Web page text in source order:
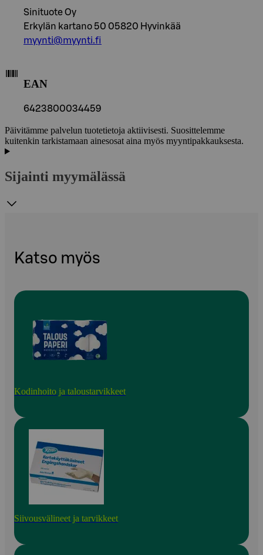
Sinituote Oy
Erkylän kartano 50 05820 Hyvinkää
myynti@myynti.fi
EAN
6423800034459
Päivitämme palvelun tuotetietoja aktiivisesti. Suosittelemme
kuitenkin tarkistamaan ainesosat aina myös myyntipakkauksesta.
Sijainti myymälässä
Katso myös
Kodinhoito ja taloustarvikkeet
Siivousvälineet ja tarvikkeet